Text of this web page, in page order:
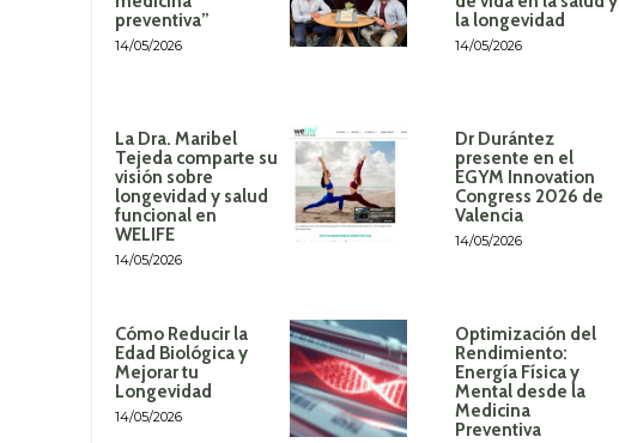
preventiva”
14/05/2026
la longevidad
14/05/2026
La Dra. Maribel
Tejeda comparte su
visión sobre
longevidad y salud
funcional en
WELIFE
14/05/2026
Dr Durántez
presente en el
EGYM Innovation
Congress 2026 de
Valencia
14/05/2026
Cómo Reducir la
Edad Biológica y
Mejorar tu
Longevidad
14/05/2026
Optimización del
Rendimiento:
Energía Física y
Mental desde la
Medicina
Preventiva